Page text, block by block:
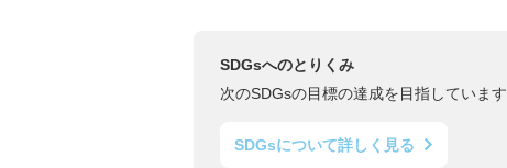
SDGsへのとりくみ
次のSDGsの目標の達成を目指しています
SDGsについて詳しく見る